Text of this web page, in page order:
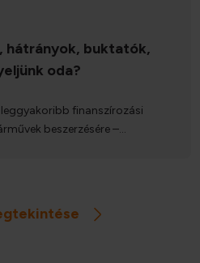
hátrányok, buktatók,
oda?
finanszírozási
beszerzésére –
mi a lízing és milyen típusai